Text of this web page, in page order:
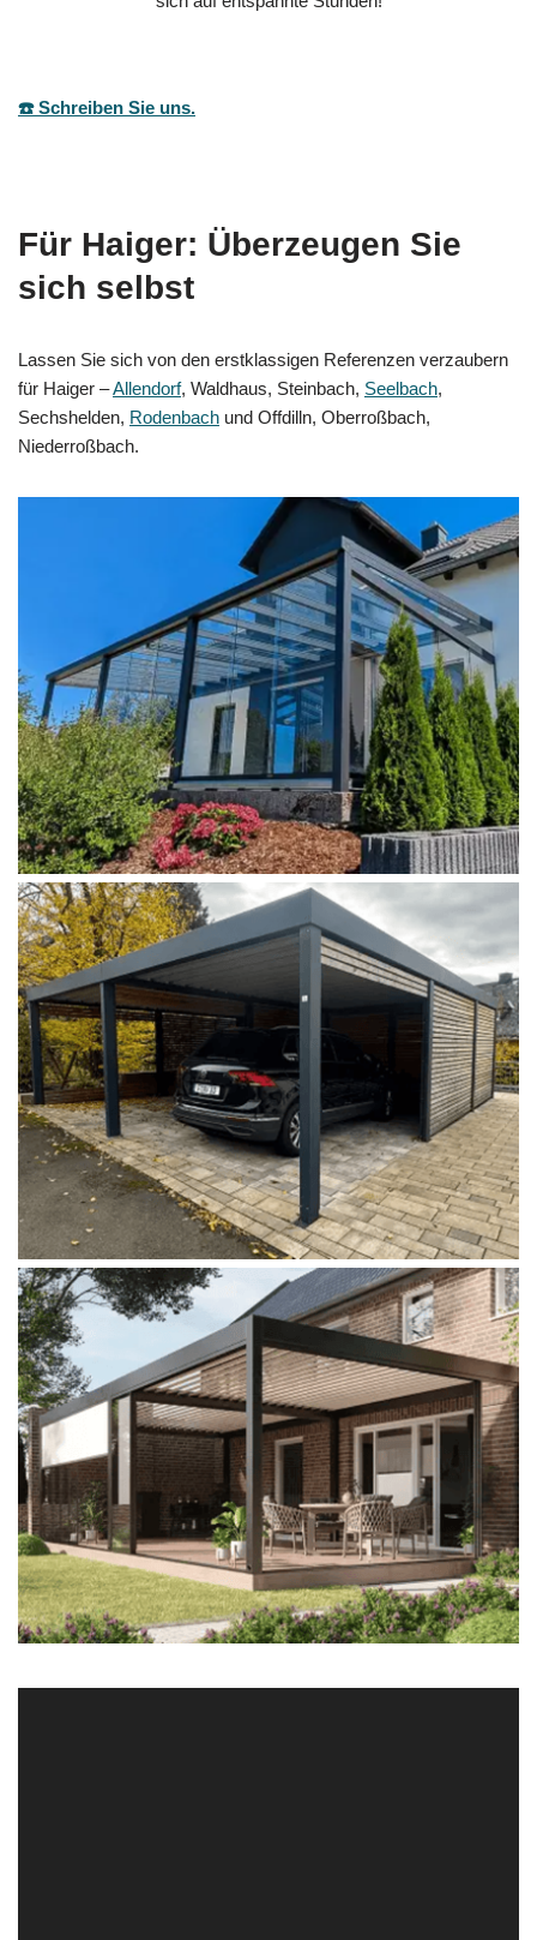
☎️ Schreiben Sie uns.
Für Haiger: Überzeugen Sie
sich selbst
Lassen Sie sich von den erstklassigen Referenzen verzaubern
für Haiger –Allendorf, Waldhaus, Steinbach, Seelbach,
Sechshelden, Rodenbach und Offdilln, Oberroßbach,
Niederroßbach.